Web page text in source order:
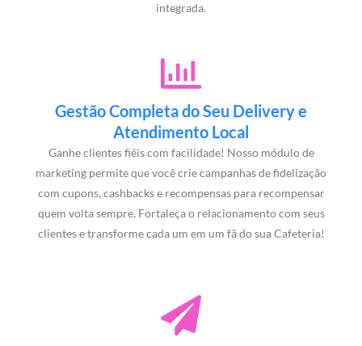
integrada.
Gestão Completa do Seu Delivery e
Atendimento Local
Ganhe clientes fiéis com facilidade! Nosso módulo de
marketing permite que você crie campanhas de fidelização
com cupons, cashbacks e recompensas para recompensar
quem volta sempre. Fortaleça o relacionamento com seus
clientes e transforme cada um em um fã do sua Cafeteria!